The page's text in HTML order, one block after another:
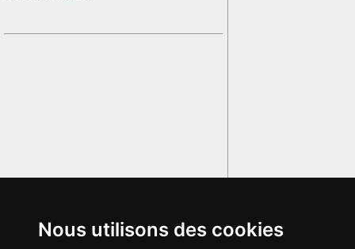
Nous utilisons des cookies